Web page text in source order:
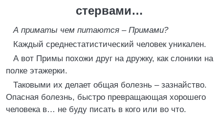
стервами…
А приматы чем питаются – Примами?
Каждый среднестатистический человек уникален.
А вот Примы похожи друг на дружку, как слоники на
полке этажерки.
Таковыми их делает общая болезнь – зазнайство.
Опасная болезнь, быстро превращающая хорошего
человека в… не буду писать в кого или во что.